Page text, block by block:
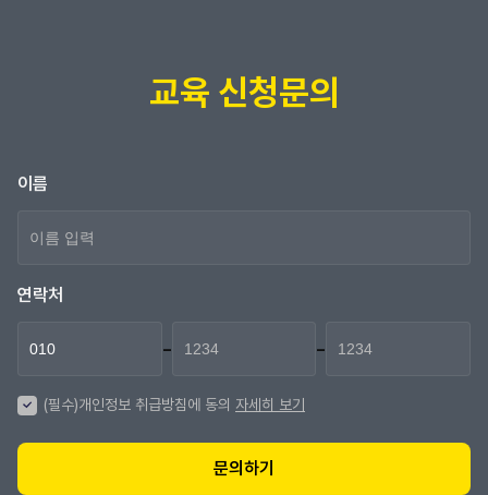
교육 신청문의
이름
연락처
- -
(필수)개인정보 취급방침에 동의 자세히 보기
문의하기